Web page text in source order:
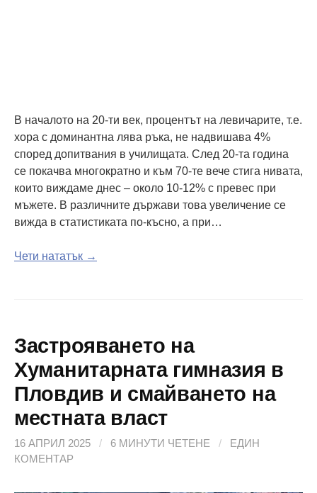
В началото на 20-ти век, процентът на левичарите, т.е.
хора с доминантна лява ръка, не надвишава 4%
според допитвания в училищата. След 20-та година
се покачва многократно и към 70-те вече стига нивата,
които виждаме днес – около 10-12% с превес при
мъжете. В различните държави това увеличение се
вижда в статистиката по-късно, а при…
Чети нататък →
Застрояването на
Хуманитарната гимназия в
Пловдив и смайването на
местната власт
16 АПРИЛ 2025 / 6 МИНУТИ ЧЕТЕНЕ /
ЕДИН
КОМЕНТАР